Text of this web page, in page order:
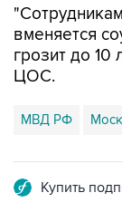
вменяется
грозит до 10
ЦОС.
МВД РФ
Купить